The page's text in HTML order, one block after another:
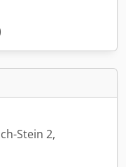
Stein 2,